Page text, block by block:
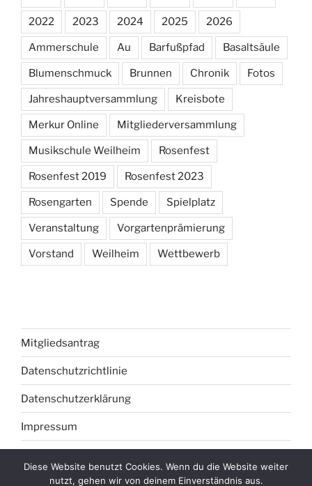
2022 2023 2024 2025 2026
Ammerschule Au Barfußpfad Basaltsäule
Blumenschmuck Brunnen Chronik Fotos
Jahreshauptversammlung Kreisbote
Merkur Online Mitgliederversammlung
Musikschule Weilheim Rosenfest
Rosenfest 2019 Rosenfest 2023
Rosengarten Spende Spielplatz
Veranstaltung Vorgartenprämierung
Vorstand Weilheim Wettbewerb
Mitgliedsantrag
Datenschutzrichtlinie
Datenschutzerklärung
Impressum
Diese Website benutzt Cookies. Wenn du die Website weiter
nutzt, gehen wir von deinem Einverständnis aus.